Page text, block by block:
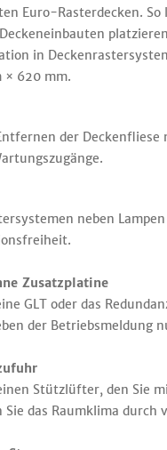
Euro-Rasterdecken.
in
× 620 mm.
der Deckenfliese
neben
Zusatzplatine
GLT oder das
der Betriebsmeldung
Stützlüfter, den Sie
das Raumklima